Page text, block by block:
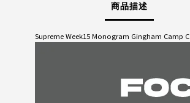
商品描述
Supreme Week15 Monogram Gingham Camp